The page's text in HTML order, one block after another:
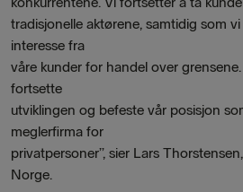
tradisjonelle aktørene, samtidig som
interesse fra
våre kunder for handel over
fortsette
utviklingen og befeste vår posisjon
meglerfirma for
privatpersoner”, sier Lars
Norge.